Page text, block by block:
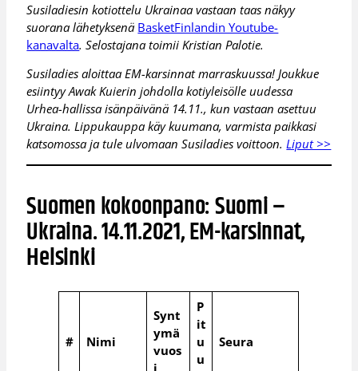
Susiladiesin kotiottelu Ukrainaa vastaan taas näkyy
suorana lähetyksenä BasketFinlandin Youtube-
kanavalta. Selostajana toimii Kristian Palotie.
Susiladies aloittaa EM-karsinnat marraskuussa! Joukkue
esiintyy Awak Kuierin johdolla kotiyleisölle uudessa
Urhea-hallissa isänpäivänä 14.11., kun vastaan asettuu
Ukraina. Lippukauppa käy kuumana, varmista paikkasi
katsomossa ja tule ulvomaan Susiladies voittoon.Liput >>
Suomen kokoonpano: Suomi –
Ukraina. 14.11.2021, EM-karsinnat,
Helsinki
# Nimi
Synt
ymä
vuos
i
P
it
u
u
Seura